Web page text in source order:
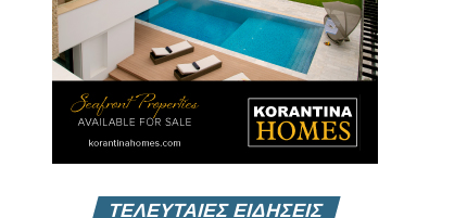
ΤΕΛΕΥΤΑΙΕΣ ΕΙΔΗΣΕΙΣ